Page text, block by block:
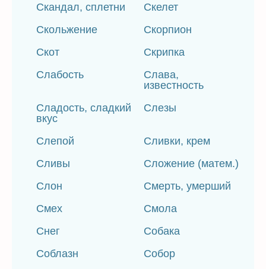
Скандал, сплетни
Скелет
Скольжение
Скорпион
Скот
Скрипка
Слабость
Слава,
известность
Сладость, сладкий
вкус
Слезы
Слепой
Сливки, крем
Сливы
Сложение (матем.)
Слон
Смерть, умерший
Смех
Смола
Снег
Собака
Соблазн
Собор